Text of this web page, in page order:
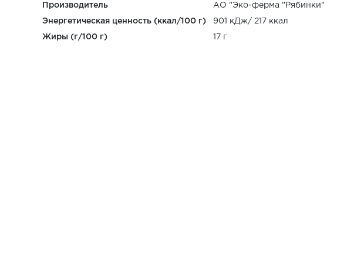
Производитель АО "Эко-ферма "Рябинки"
Энергетическая ценность (ккал/100 г) 901 кДж/ 217 ккал
Жиры (г/100 г) 17 г